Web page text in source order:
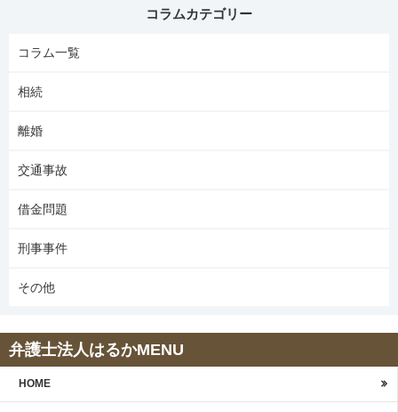
コラムカテゴリー
コラム一覧
相続
離婚
交通事故
借金問題
刑事事件
その他
弁護士法人はるかMENU
HOME